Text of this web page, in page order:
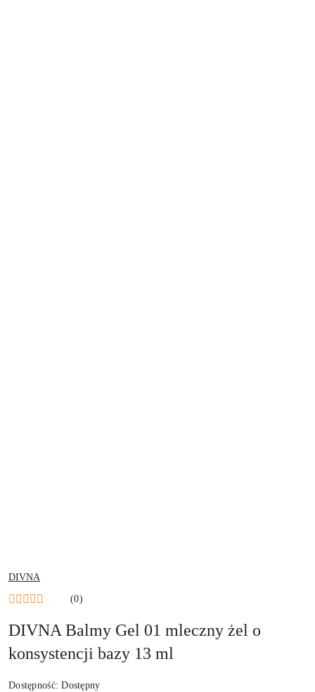
NAZWA
PRODUCENTA:
DIVNA
(0)
DIVNA Balmy Gel 01 mleczny żel o
konsystencji bazy 13 ml
Dostępność:Dostępny